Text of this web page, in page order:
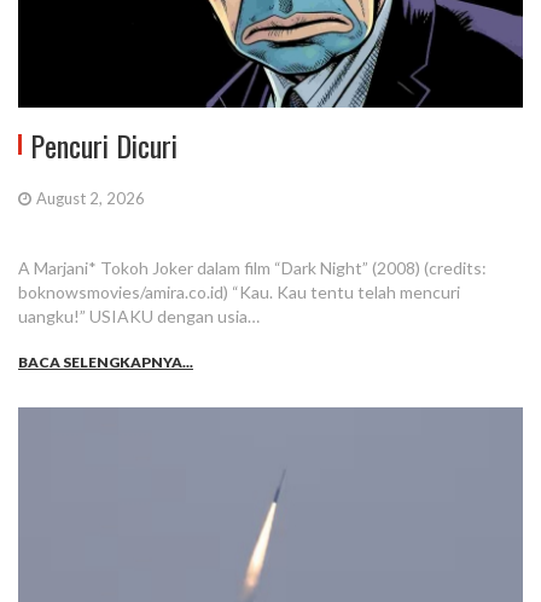
Pencuri Dicuri
August 2, 2026
A Marjani* Tokoh Joker dalam film “Dark Night” (2008) (credits:
boknowsmovies/amira.co.id) “Kau. Kau tentu telah mencuri
uangku!” USIAKU dengan usia…
BACA SELENGKAPNYA...